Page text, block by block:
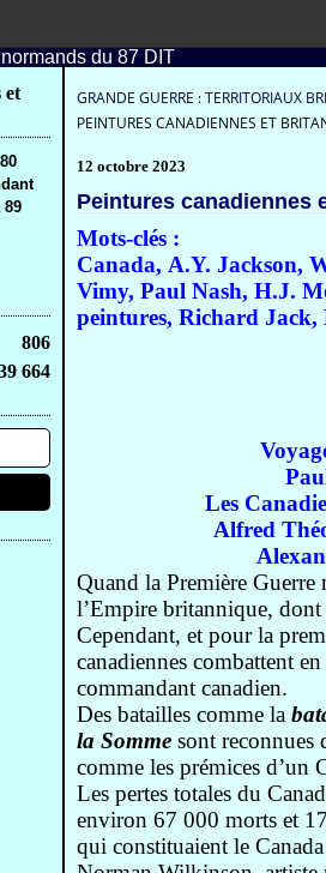
et
89
806
664
GRANDE GUERRE : TERRITORIAUX
PEINTURES CANADIENNES ET
12 octobre 2023
Peintures canadiennes
Mots-clés :
Canada, A.Y. Jackson,
Vimy, Paul Nash, H.J.
peintures, Richard Jack,
Les
Alfred
Quand la Première
l’Empire britannique, dont
Cependant, et pour la
canadiennes combattent
commandant canadien.
Des batailles comme la
la Somme sont reconnues
comme les prémices d’un
Les pertes totales du
environ 67 000 morts et
qui constituaient le